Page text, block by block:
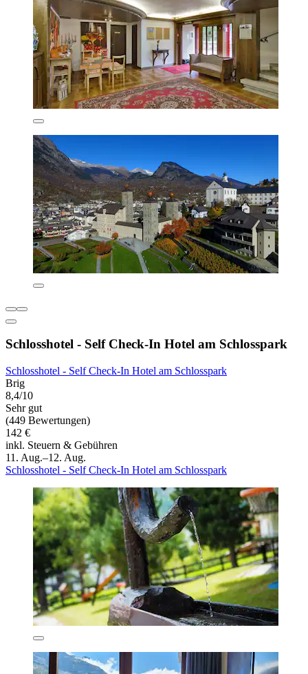
Schlosshotel - Self Check-In Hotel am Schlosspark
Schlosshotel - Self Check-In Hotel am Schlosspark
Brig
8,4/10
Sehr gut
(449 Bewertungen)
142 €
inkl. Steuern & Gebühren
11. Aug.–12. Aug.
Schlosshotel - Self Check-In Hotel am Schlosspark